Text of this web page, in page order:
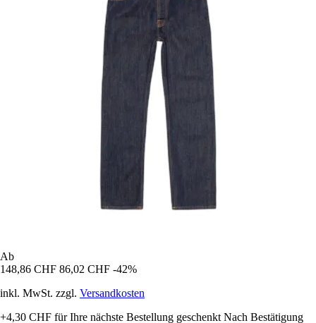
Ab
148,86 CHF 86,02 CHF -42%
inkl. MwSt. zzgl. Versandkosten
+4,30 CHF für Ihre nächste Bestellung geschenkt Nach Bestätigung